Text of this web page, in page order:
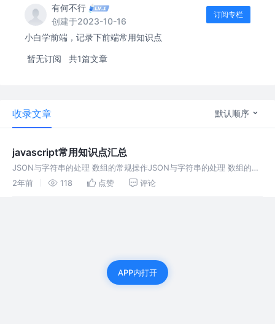
有何不行
创建于2023-10-16
订阅专栏
小白学前端，记录下前端常用知识点
暂无订阅 共1篇文章
收录文章 默认顺序
javascript常用知识点汇总
JSON与字符串的处理 数组的常规操作JSON与字符串的处理 数组的常
规操作JSON与字符串的处理 数组的常规操作JSON与字符串的处理 数
2年前 118 点赞 评论
APP内打开